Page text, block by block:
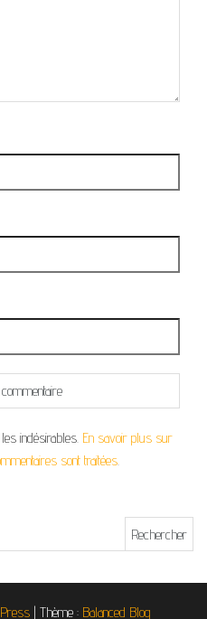
indésirables. En savoir plus sur
sont traitées.
| Thème : Balanced Blog